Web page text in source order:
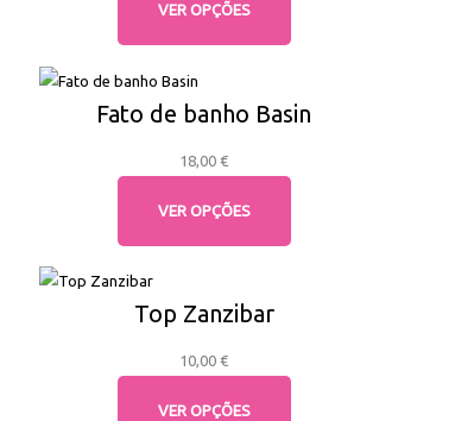
VER OPÇÕES
Fato de banho Basin
18,00€
VER OPÇÕES
Top Zanzibar
10,00€
VER OPÇÕES